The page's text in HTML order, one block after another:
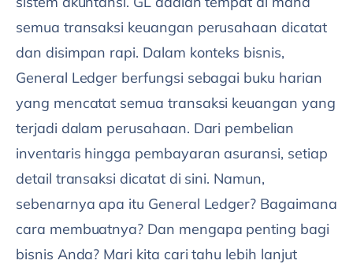
semua transaksi keuangan perusahaan dicatat
dan disimpan rapi. Dalam konteks bisnis,
General Ledger berfungsi sebagai buku harian
yang mencatat semua transaksi keuangan yang
terjadi dalam perusahaan. Dari pembelian
inventaris hingga pembayaran asuransi, setiap
detail transaksi dicatat di sini. Namun,
sebenarnya apa itu General Ledger? Bagaimana
cara membuatnya? Dan mengapa penting bagi
bisnis Anda? Mari kita cari tahu lebih lanjut